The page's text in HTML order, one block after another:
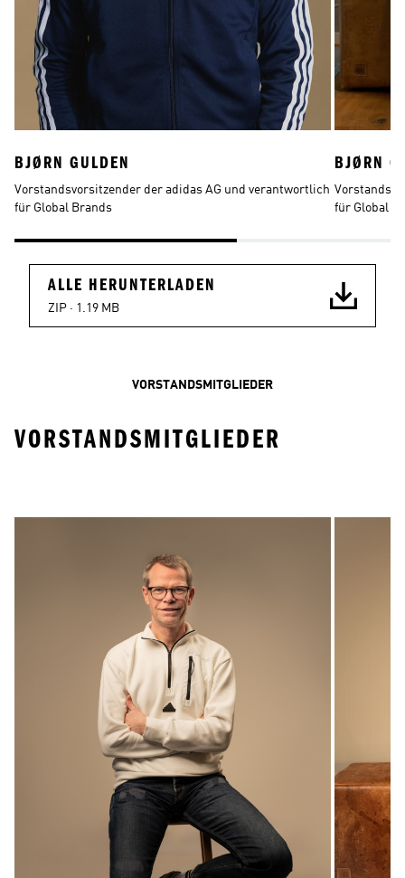
BJØRN GULDEN
Vorstandsvorsitzender der adidas AG und verantwortlich
für Global Brands
BJØRN
für Global
ALLE HERUNTERLADEN
ZIP · 1.19 MB
VORSTANDSMITGLIEDER
VORSTANDSMITGLIEDER